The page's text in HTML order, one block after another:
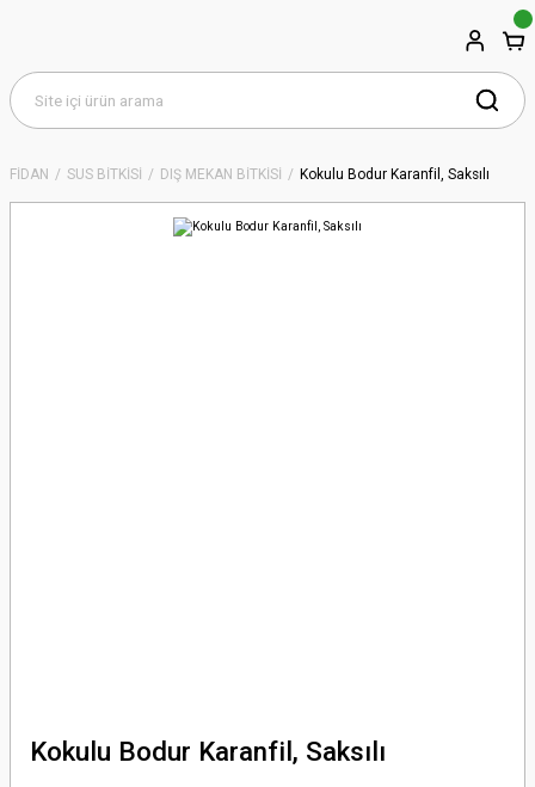
FİDAN SÜS BİTKİSİ DIŞ MEKAN BİTKİSİ Kokulu Bodur Karanfil, Saksılı
Kokulu Bodur Karanfil, Saksılı